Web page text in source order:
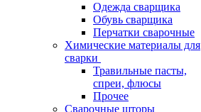
Одежда сварщика
Обувь сварщика
Перчатки сварочные
Химические материалы для
сварки
Травильные пасты,
спреи, флюсы
Прочее
Сварочные шторы